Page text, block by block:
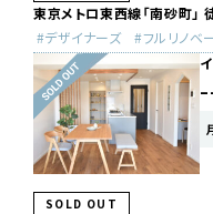
東京メトロ東西線「南砂町」
デザイナーズ
フルリノベ
SOLD OUT